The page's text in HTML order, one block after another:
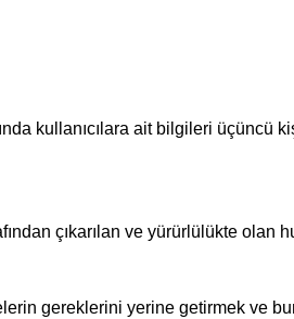
kullanıcılara ait bilgileri üçüncü
çıkarılan ve yürürlülükte olan
gereklerini yerine getirmek ve